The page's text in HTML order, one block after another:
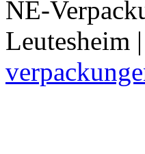
NE-
Leutesheim